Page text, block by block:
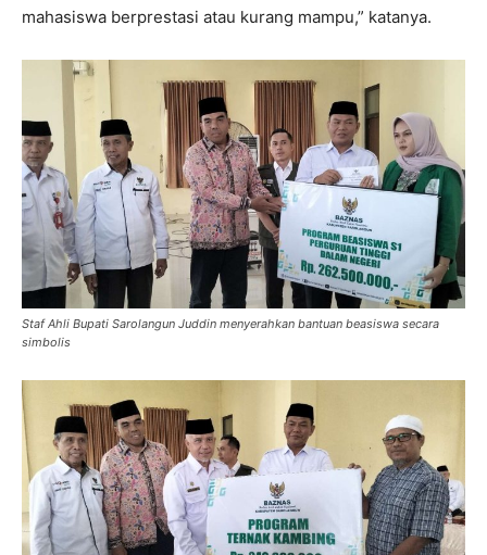
mahasiswa berprestasi atau kurang mampu,” katanya.
Staf Ahli Bupati Sarolangun Juddin menyerahkan bantuan beasiswa secara
simbolis